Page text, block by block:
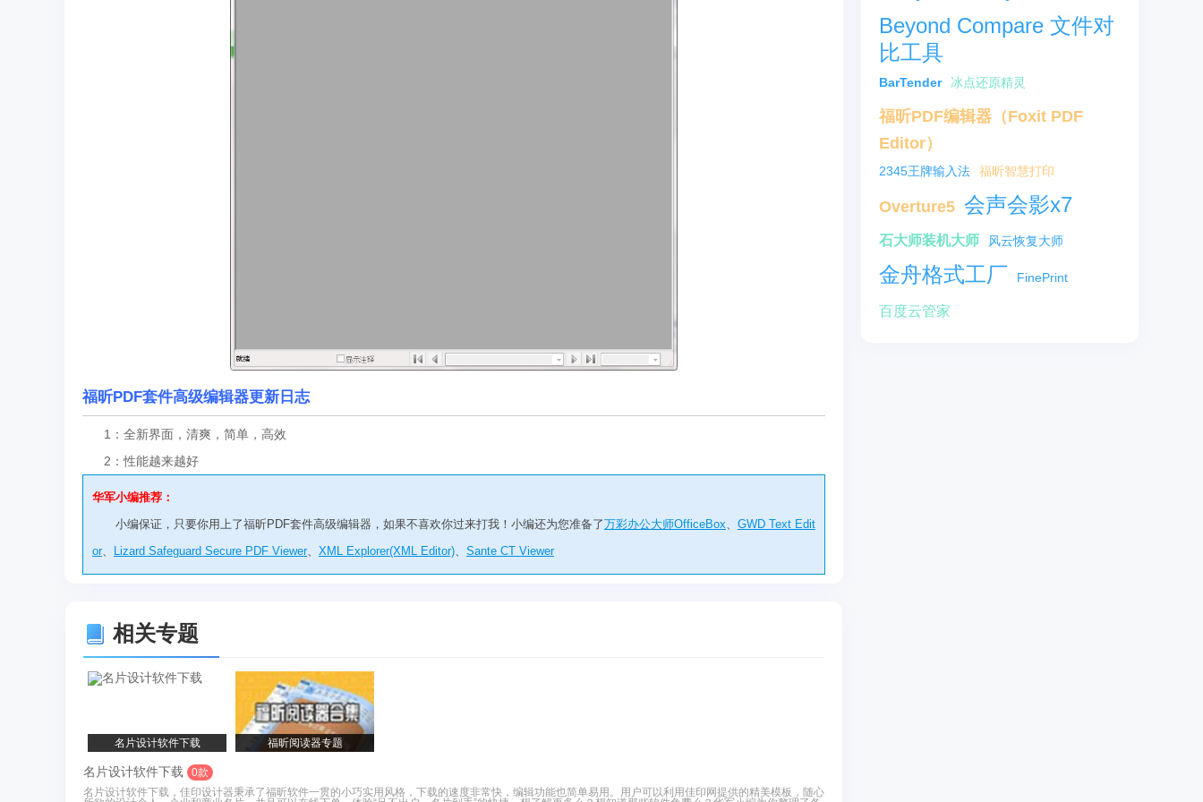
福昕PDF套件高级编辑器更新日志
1：全新界面，清爽，简单，高效
2：性能越来越好
华军小编推荐：
小编保证，只要你用上了福昕PDF套件高级编辑器，如果不喜欢你过来打我！小编还为您准备了万彩办公大师OfficeBox、 GWD Text Edit
or、 Lizard Safeguard Secure PDF Viewer、 XML Explorer(XML Editor)、 Sante CT Viewer
相关专题
名片设计软件下载 福昕阅读器专题
名片设计软件下载
0款
名片设计软件下载，佳印设计器秉承了福昕软件一贯的小巧实用风格，下载的速度非常快，编辑功能也简单易用。用户可以利用佳印网提供的精美模板，随心
Beyond Compare 文件对
比工具
BarTender 冰点还原精灵
福昕PDF编辑器（Foxit PDF
Editor）
2345王牌输入法 福昕智慧打印
Overture5 会声会影x7
石大师装机大师 风云恢复大师
金舟格式工厂 FinePrint
百度云管家